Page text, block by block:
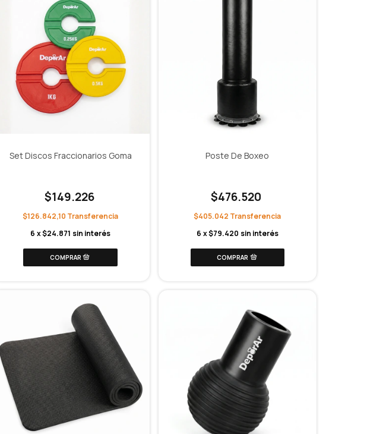
Set Discos Fraccionarios Goma
$149.226
$126.842,10
6 x$24.871 sin interés
Poste De Boxeo
$476.520
$405.042
6 x$79.420 sin interés